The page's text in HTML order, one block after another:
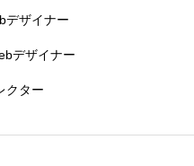
デザイナー
デザイナー
クター